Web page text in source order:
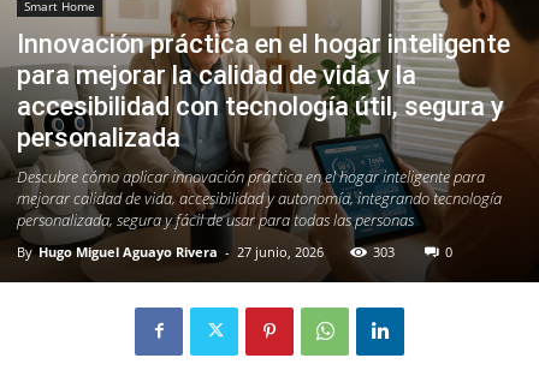
Smart Home
Innovación práctica en el hogar inteligente
para mejorar la calidad de vida y la
accesibilidad con tecnología útil, segura y
personalizada
Descubre cómo aplicar innovación práctica en el hogar inteligente para
mejorar calidad de vida, accesibilidad y autonomía, integrando tecnología
personalizada, segura y fácil de usar para todas las personas
By Hugo Miguel Aguayo Rivera - 27 junio, 2026 303 0